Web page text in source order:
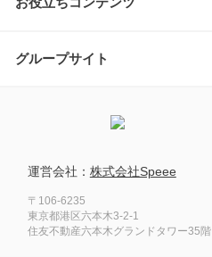
グループサイト
運営会社： 株式会社Speee
〒106-6235
東京都港区六本木3-2-1
住友不動産六本木グランドタワー35階